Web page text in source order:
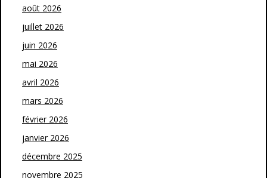
août 2026
juillet 2026
juin 2026
mai 2026
avril 2026
mars 2026
février 2026
janvier 2026
décembre 2025
novembre 2025